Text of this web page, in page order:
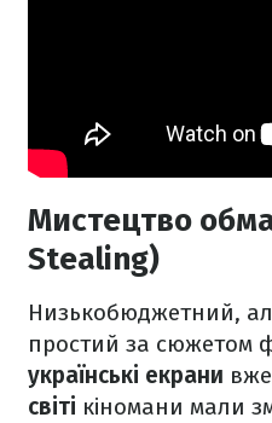
Мистецтво
Stealing)
Низькобюджетний,
простий за сюжетом
українські екрани вже
світі кіномани мали